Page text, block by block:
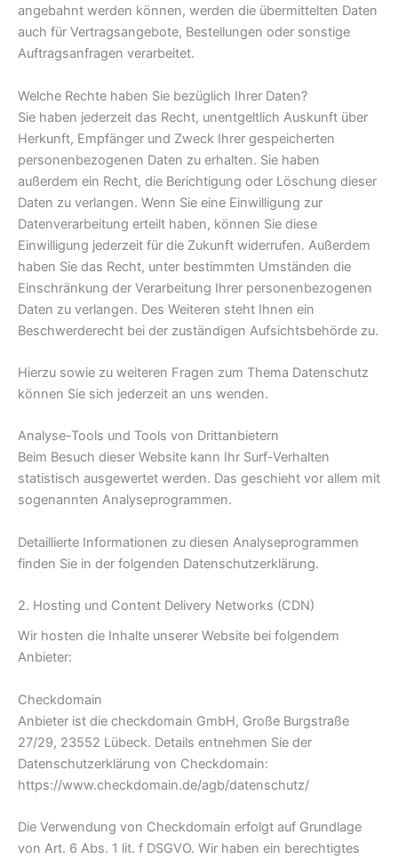
angebahnt werden können, werden die übermittelten Daten
auch für Vertragsangebote, Bestellungen oder sonstige
Auftragsanfragen verarbeitet.
Welche Rechte haben Sie bezüglich Ihrer Daten?
Sie haben jederzeit das Recht, unentgeltlich Auskunft über
Herkunft, Empfänger und Zweck Ihrer gespeicherten
personenbezogenen Daten zu erhalten. Sie haben
außerdem ein Recht, die Berichtigung oder Löschung dieser
Daten zu verlangen. Wenn Sie eine Einwilligung zur
Datenverarbeitung erteilt haben, können Sie diese
Einwilligung jederzeit für die Zukunft widerrufen. Außerdem
haben Sie das Recht, unter bestimmten Umständen die
Einschränkung der Verarbeitung Ihrer personenbezogenen
Daten zu verlangen. Des Weiteren steht Ihnen ein
Beschwerderecht bei der zuständigen Aufsichtsbehörde zu.
Hierzu sowie zu weiteren Fragen zum Thema Datenschutz
können Sie sich jederzeit an uns wenden.
Analyse-Tools und Tools von Dritt­anbietern
Beim Besuch dieser Website kann Ihr Surf-Verhalten
statistisch ausgewertet werden. Das geschieht vor allem mit
sogenannten Analyseprogrammen.
Detaillierte Informationen zu diesen Analyseprogrammen
finden Sie in der folgenden Datenschutzerklärung.
2. Hosting und Content Delivery Networks (CDN)
Wir hosten die Inhalte unserer Website bei folgendem
Anbieter:
Checkdomain
Anbieter ist die checkdomain GmbH, Große Burgstraße
27/29, 23552 Lübeck. Details entnehmen Sie der
Datenschutzerklärung von Checkdomain:
https://www.checkdomain.de/agb/datenschutz/
Die Verwendung von Checkdomain erfolgt auf Grundlage
von Art. 6 Abs. 1 lit. f DSGVO. Wir haben ein berechtigtes